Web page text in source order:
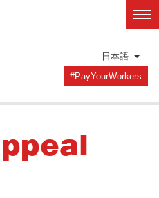
日本語
#PayYourWorkers